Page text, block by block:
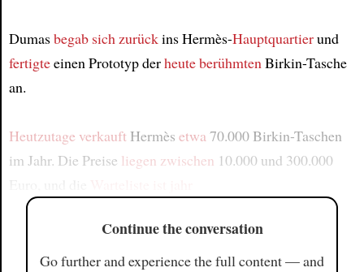
Dumasbegab sich zurückins Hermès-Hauptquartierund
fertigteeinen Prototyp derheute berühmtenBirkin-Tasche
an.
Heutzutage verkauftHermès etwa70.000 Birkin-Taschen
im Jahr. Die Preise liegen zwischen 10.000 und 300.000
Continue the conversation
Go further and experience the full content — and